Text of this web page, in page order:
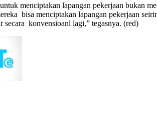
menciptakan lapangan pekerjaan bukan
bisa menciptakan lapangan pekerjaan
konvensioanl lagi,” tegasnya. (red)